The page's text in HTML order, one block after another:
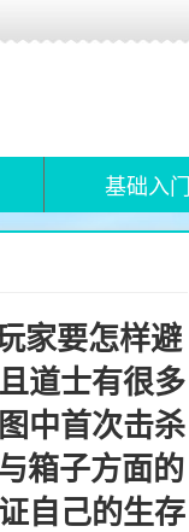
基础入门
家要怎样避
道士有很多
中首次击杀
箱子方面的
自己的生存